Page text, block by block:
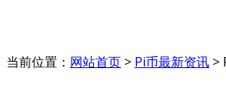
当前位置： 网站首页 > Pi币最新资讯 >